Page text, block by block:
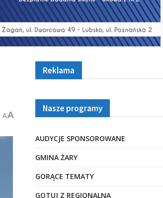
AA
Reklama
Nasze programy
AUDYCJE SPONSOROWANE
GMINA ŻARY
GORĄCE TEMATY
GOTUJ Z REGIONALNĄ